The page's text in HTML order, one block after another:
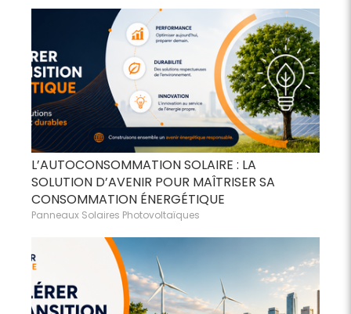
L’AUTOCONSOMMATION SOLAIRE : LA
SOLUTION D’AVENIR POUR MAÎTRISER SA
CONSOMMATION ÉNERGÉTIQUE
Panneaux Solaires Photovoltaïques